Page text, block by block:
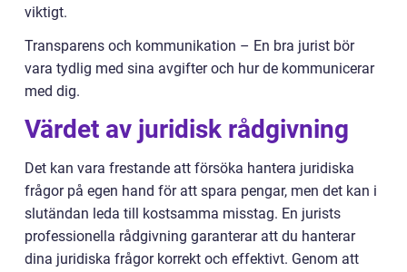
viktigt.
Transparens och kommunikation – En bra jurist bör
vara tydlig med sina avgifter och hur de kommunicerar
med dig.
Värdet av juridisk rådgivning
Det kan vara frestande att försöka hantera juridiska
frågor på egen hand för att spara pengar, men det kan i
slutändan leda till kostsamma misstag. En jurists
professionella rådgivning garanterar att du hanterar
dina juridiska frågor korrekt och effektivt. Genom att